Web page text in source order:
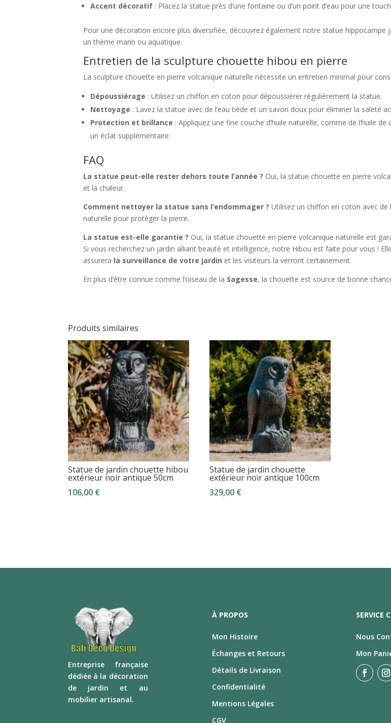
Accent décoratif : Placez la statue près d’une fontaine ou d’un point d’eau pour une
Pour une décoration encore plus diversifiée, découvrez également notre statue
un thème marin ou aquatique.
Entretien de la sculpture chouette hibou en pierre
La sculpture chouette en pierre volcanique naturelle nécessite un entretien minimal pour
Dépoussiérage : Utilisez un chiffon en coton pour dépoussiérer régulièrement la statue.
Nettoyage : Lavez la statue avec de l’eau tiède et un savon doux pour éliminer la saleté
Protection et brillance : Appliquez une fine couche d’huile naturelle, comme de l’huile
un éclat supplémentaire.
FAQ
La statue peut-elle rester dehors toute l’année ? Oui, la statue chouette en pierre
et la chaleur.
Comment nettoyer la statue sans l’endommager ? Utilisez un chiffon en coton avec de
naturelle pour protéger la pierre.
La statue est-elle garantie ? Oui, la statue chouette en pierre volcanique naturelle est
Si vous recherchez un jardin alliant beauté et intelligence, notre Hibou est faite pour vous !
assurera la surveillance de votre jardin et les visiteurs la verront certainement.
En plus d’être connue comme l’oiseau de la Sagesse, la chouette est source de bonne
Produits similaires
Statue de jardin chouette hibou
extérieur noir antique 50cm
106,00 €
Statue de jardin chouette
extérieur noir antique 100cm
329,00 €
Entreprise française
dédiée à la décoration
de jardin et au
mobilier artisanal.
À PROPOS
Mon Histoire
Échanges et Retours
Détails de Livraison
Confidentialité
Mentions Légales
CGV
SERVICE
Nous
Mon